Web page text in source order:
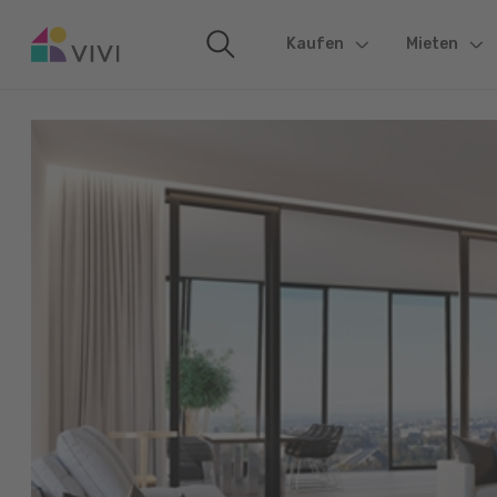
Kaufen (current)Mieten